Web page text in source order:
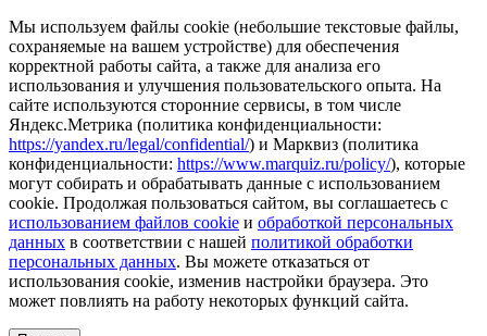
Мы используем файлы cookie (небольшие текстовые файлы,
сохраняемые на вашем устройстве) для обеспечения
корректной работы сайта, а также для анализа его
использования и улучшения пользовательского опыта. На
сайте используются сторонние сервисы, в том числе
Яндекс.Метрика (политика конфиденциальности:
https://yandex.ru/legal/confidential/) и Марквиз (политика
конфиденциальности: https://www.marquiz.ru/policy/), которые
могут собирать и обрабатывать данные с использованием
cookie. Продолжая пользоваться сайтом, вы соглашаетесь с
использованием файлов cookie и обработкой персональных
данных в соответствии с нашей политикой обработки
персональных данных. Вы можете отказаться от
использования cookie, изменив настройки браузера. Это
может повлиять на работу некоторых функций сайта.